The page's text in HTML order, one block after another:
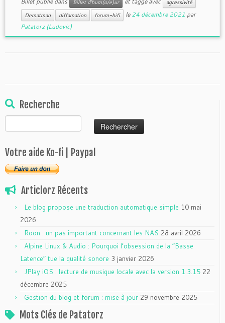
Billet d'hum(o/e)ur
agressivité
Dematman
diffamation forum-hifi le24 décembre 2021 par
Patatorz (Ludovic)
Recherche
Votre aide Ko-fi | Paypal
Articlorz Récents
Le blog propose une traduction automatique simple 10 mai
2026
Roon : un pas important concernant les NAS 28 avril 2026
Alpine Linux & Audio : Pourquoi l’obsession de la “Basse
Latence” tue la qualité sonore 3 janvier 2026
JPlay iOS : lecture de musique locale avec la version 1.3.15 22
décembre 2025
Gestion du blog et forum : mise à jour 29 novembre 2025
Mots Clés de Patatorz